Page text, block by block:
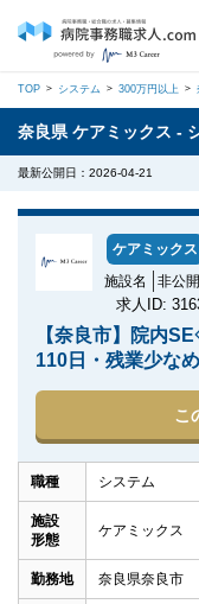
TOP システム 300万円以上
奈良県 ケアミックス -
最新公開日：2026-04-21
ケアミックス
施設名
非公開
求人ID:
【奈良市】院内
110日・残業少な
こ
職種 システム
施設
形態
ケアミックス
勤務地 奈良県奈良市